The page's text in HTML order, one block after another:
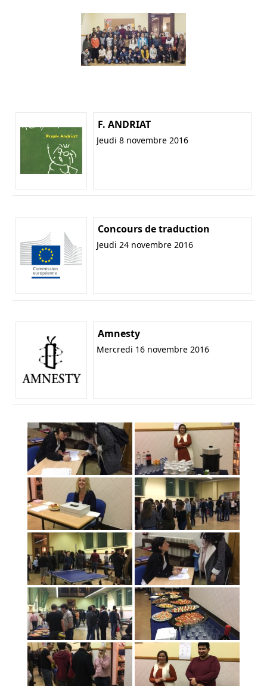
F. ANDRIAT
Jeudi 8 novembre 2016
Concours de traduction
Jeudi 24 novembre 2016
Amnesty
Mercredi 16 novembre 2016